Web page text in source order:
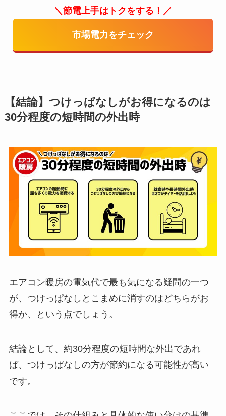
＼節電上手はトクをする！／
市場電力をチェック
【結論】つけっぱなしがお得になるのは
30分程度の短時間の外出時
エアコン暖房の電気代で最も気になる疑問の一つ
が、つけっぱなしとこまめに消すのはどちらがお
得か、という点でしょう。
結論として、約30分程度の短時間な外出であれ
ば、つけっぱなしの方が節約になる可能性が高い
です。